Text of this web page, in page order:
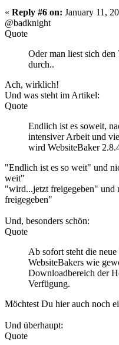
« Reply #6 on: January 11,
@badknight
Quote
Oder man liest sich
durch..
Ach, wirklich!
Und was steht im Artikel:
Quote
Endlich ist es soweit,
intensiver Arbeit und
wird WebsiteBaker
"Endlich ist es so weit" und
weit"
"wird...jetzt freigegeben"
freigegeben"
Und, besonders schön:
Quote
Ab sofort steht die neue
WebsiteBakers wie
Downloadbereich der
Verfügung.
Möchtest Du hier auch noch
Und überhaupt:
Quote